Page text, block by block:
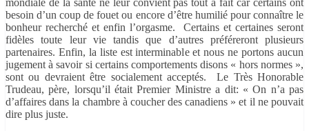
mondiale de la santé ne leur convient pas tout à fait car certains ont
besoin d’un coup de fouet ou encore d’être humilié pour connaître le
bonheur recherché et enfin l’orgasme. Certains et certaines seront
fidèles toute leur vie tandis que d’autres préféreront plusieurs
partenaires. Enfin, la liste est interminable et nous ne portons aucun
jugement à savoir si certains comportements disons « hors normes »,
sont ou devraient être socialement acceptés. Le Très Honorable
Trudeau, père, lorsqu’il était Premier Ministre a dit: « On n’a pas
d’affaires dans la chambre à coucher des canadiens » et il ne pouvait
dire plus juste.